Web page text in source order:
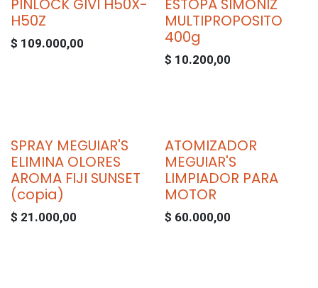
PINLOCK GIVI H50X-
H50Z
$ 109.000,00
ESTOPA SIMONIZ
MULTIPROPOSITO
400g
$ 10.200,00
SPRAY MEGUIAR'S
ELIMINA OLORES
AROMA FIJI SUNSET
(copia)
$ 21.000,00
ATOMIZADOR
MEGUIAR'S
LIMPIADOR PARA
MOTOR
$ 60.000,00